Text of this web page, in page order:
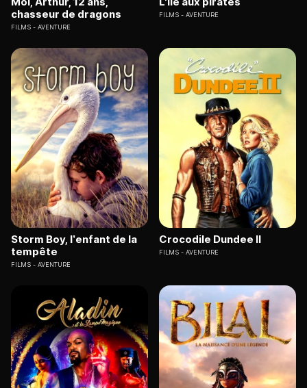
chasseur de dragons
FILMS AVENTURE
FILMS AVENTURE
Storm Boy, l’enfant de la
tempête
FILMS AVENTURE
Crocodile Dundee II
FILMS AVENTURE